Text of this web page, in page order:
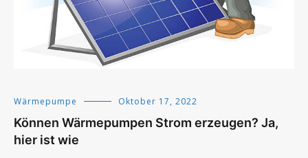
Wärmepumpe Oktober 17, 2022
Können Wärmepumpen Strom erzeugen? Ja,
hier ist wie